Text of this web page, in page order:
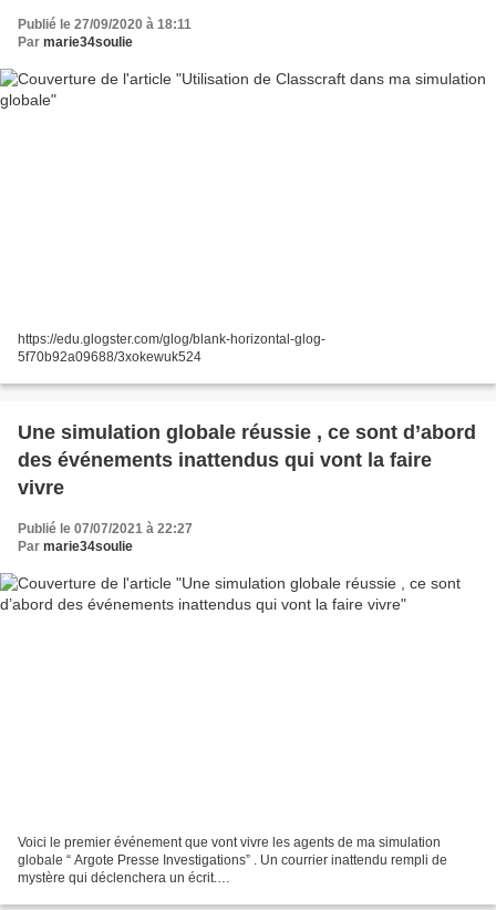
Publié le 27/09/2020 à 18:11
Par marie34soulie
https://edu.glogster.com/glog/blank-horizontal-glog-
5f70b92a09688/3xokewuk524
Une simulation globale réussie , ce sont d’abord
des événements inattendus qui vont la faire
vivre
Publié le 07/07/2021 à 22:27
Par marie34soulie
Voici le premier événement que vont vivre les agents de ma simulation
globale “ Argote Presse Investigations” . Un courrier inattendu rempli de
mystère qui déclenchera un écrit.